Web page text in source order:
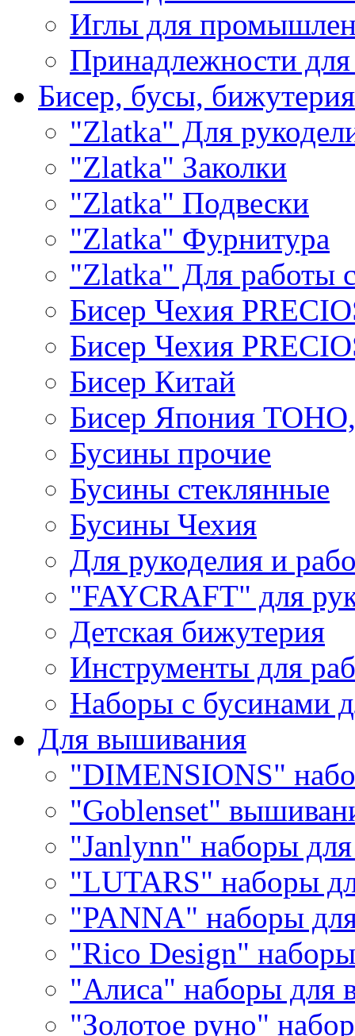
Иглы для
Принадлежности
Бисер, бусы, бижутерия
"Zlatka" Для
"Zlatka" Заколки
"Zlatka" Подвески
"Zlatka" Фурнитура
"Zlatka" Для работы
Бисер Чехия
Бисер Чехия
Бисер Китай
Бисер Япония
Бусины прочие
Бусины стеклянные
Бусины Чехия
Для рукоделия и
"FAYCRAFT" для
Детская бижутерия
Инструменты для
Наборы с бусинами
Для вышивания
"DIMENSIONS"
"Goblenset"
"Janlynn" наборы
"LUTARS" наборы
"PANNA" наборы
"Rico Design"
"Алиса" наборы для
"Золотое руно"